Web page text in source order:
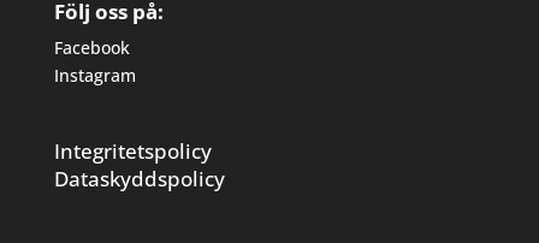
Följ oss på:
Facebook
Instagram
Integritetspolicy
Dataskyddspolicy